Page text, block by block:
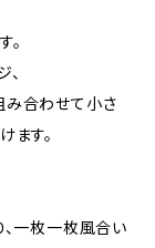
。
み合わせて小さ
ます。
一枚一枚風合い